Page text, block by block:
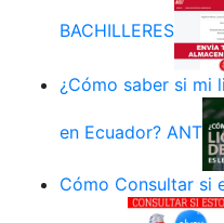
BACHILLERES
¿Cómo saber si mi
en Ecuador? ANT
Cómo Consultar si